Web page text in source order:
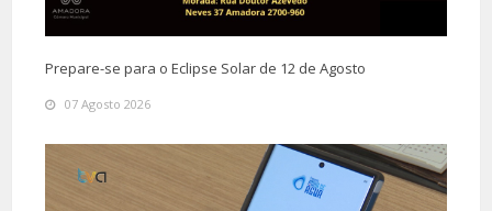
Prepare-se para o Eclipse Solar de 12 de Agosto
07 Agosto 2026